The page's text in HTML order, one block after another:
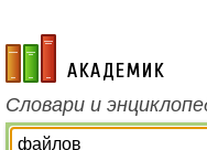
academic.ru
Словари и